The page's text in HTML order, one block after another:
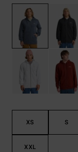
XS S
XXL